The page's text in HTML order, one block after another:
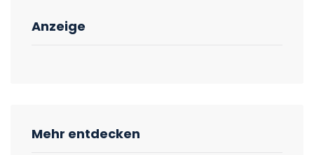
Anzeige
Mehr entdecken